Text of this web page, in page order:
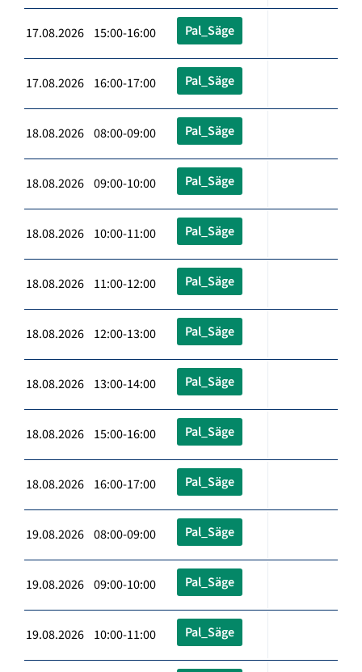
17.08.2026 15:00-16:00 Pal_Säge
17.08.2026 16:00-17:00 Pal_Säge
18.08.2026 08:00-09:00 Pal_Säge
18.08.2026 09:00-10:00 Pal_Säge
18.08.2026 10:00-11:00 Pal_Säge
18.08.2026 11:00-12:00 Pal_Säge
18.08.2026 12:00-13:00 Pal_Säge
18.08.2026 13:00-14:00 Pal_Säge
18.08.2026 15:00-16:00 Pal_Säge
18.08.2026 16:00-17:00 Pal_Säge
19.08.2026 08:00-09:00 Pal_Säge
19.08.2026 09:00-10:00 Pal_Säge
19.08.2026 10:00-11:00 Pal_Säge